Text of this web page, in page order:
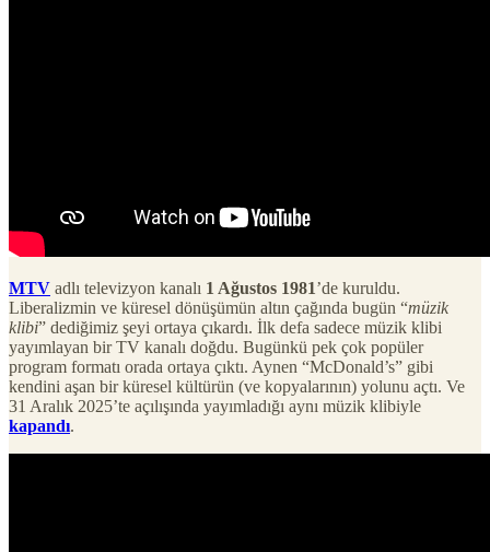
MTV adlı televizyon kanalı 1 Ağustos 1981’de kuruldu.
Liberalizmin ve küresel dönüşümün altın çağında bugün “müzik
klibi” dediğimiz şeyi ortaya çıkardı. İlk defa sadece müzik klibi
yayımlayan bir TV kanalı doğdu. Bugünkü pek çok popüler
program formatı orada ortaya çıktı. Aynen “McDonald’s” gibi
kendini aşan bir küresel kültürün (ve kopyalarının) yolunu açtı. Ve
31 Aralık 2025’te açılışında yayımladığı aynı müzik klibiyle
kapandı.